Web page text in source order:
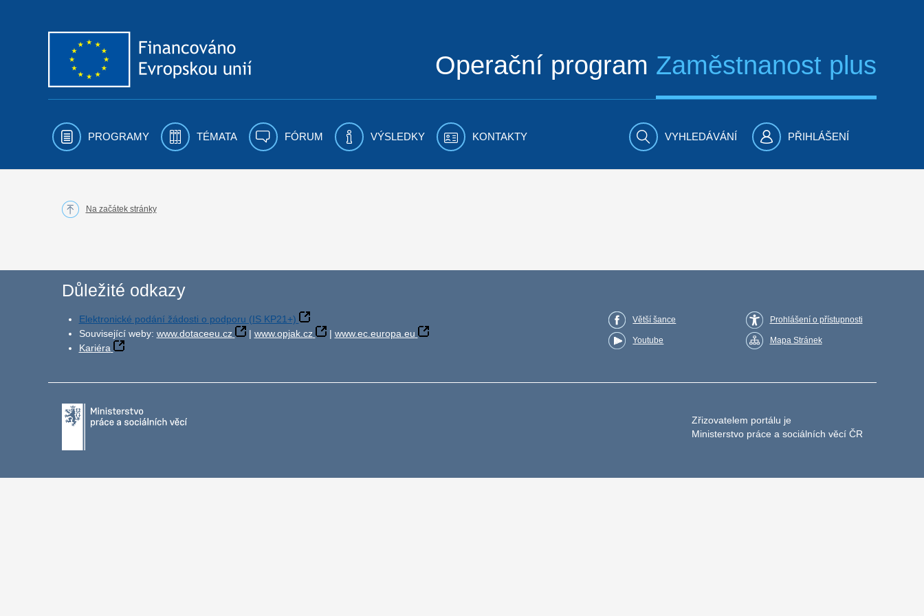
Operační program Zaměstnanost plus
PROGRAMY TÉMATA FÓRUM VÝSLEDKY KONTAKTY VYHLEDÁVÁNÍ PŘIHLÁŠENÍ
Na začátek stránky
Důležité odkazy
Elektronické podání žádosti o podporu (IS KP21+)
Související weby: www.dotaceeu.cz | www.opjak.cz | www.ec.europa.eu
Kariéra
Větší šance
Youtube
Prohlášení o přístupnosti
Mapa Stránek
Zřizovatelem portálu je
Ministerstvo práce a sociálních věcí ČR